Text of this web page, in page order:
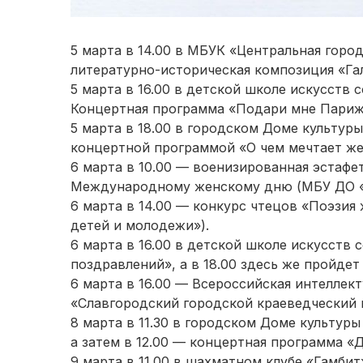
5 марта в 14.00 в МБУК «Центральная
литературно-историческая композиция
5 марта в 16.00 в детской школе искусств
Концертная программа «Подари мне
5 марта в 18.00 в городском Доме
концертной программой «О чем мечтает
6 марта в 10.00 — военизированная
Международному женскому дню (МБУ ДО
6 марта в 14.00 — конкурс чтецов
детей и молодежи»).
6 марта в 16.00 в детской школе искусств
поздравлений», а в 18.00 здесь же
6 марта в 16.00 — Всероссийская
«Славгородский городской краеведческий
8 марта в 11.30 в городском Доме
а затем в 12.00 — концертная программа